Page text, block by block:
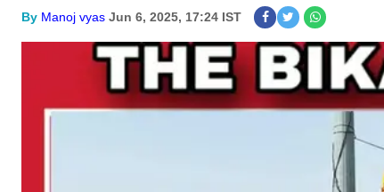
By Manoj vyas Jun 6, 2025, 17:24 IST